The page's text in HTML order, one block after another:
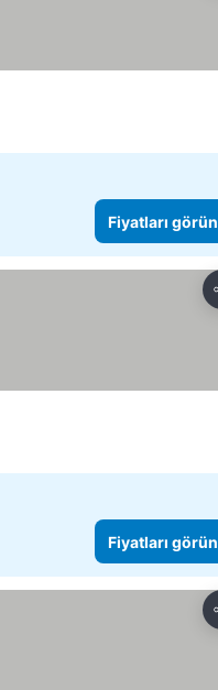
Fiyatları görün
Fiyatları görün